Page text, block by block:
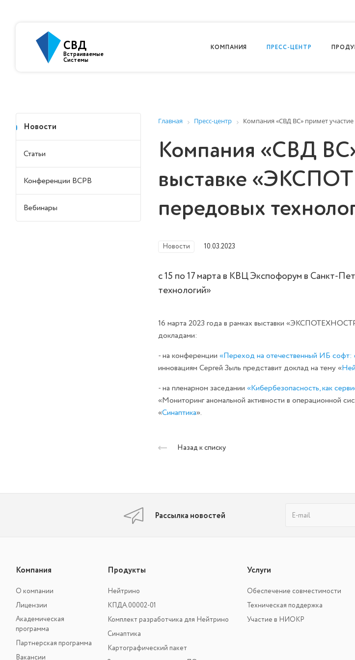
СВД
Встраиваемые
Системы
КОМПАНИЯ ПРЕСС-ЦЕНТР
Главная Пресс-центр Компания «СВД ВС» примет
Компания «СВД
выставке
передовых
Новости 10.03.2023
с 15 по 17 марта в КВЦ Экспофорум в
технологий»
16 марта 2023 года в рамках выставки
докладами:
- на конференции «Переход на отечественный ИБ софт:
инновациям Сергей Зыль представит доклад на тему «
- на пленарном заседании «Кибербезопасность, как
«Мониторинг аномальной активности в операционной
«Синаптика».
Назад к списку
Новости
Статьи
Конференции ВСРВ
Вебинары
Рассылка новостей
Компания
О компании
Лицензии
Академическая
программа
Партнерская программа
Вакансии
Продукты
Нейтрино
КПДА.00002-01
Комплект разработчика для Нейтрино
Синаптика
Картографический пакет
Услуги
Обеспечение совместимости
Техническая поддержка
Участие в НИОКР